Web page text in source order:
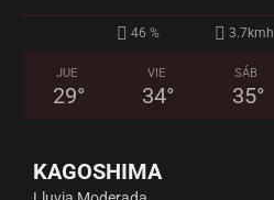
46 % 3.7kmh
JUE
29°
VIE
34°
SÁB
35°
KAGOSHIMA